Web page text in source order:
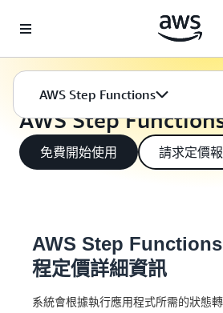
AWS Step Functions
AWS Step
免費開始使用 請求定價
AWS Step
程定價詳細資訊
系統會根據執行應用程式所需的狀態